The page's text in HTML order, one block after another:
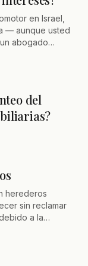
en Israel,
— aunque usted
abogado
del
herederos
sin reclamar
a la
busca